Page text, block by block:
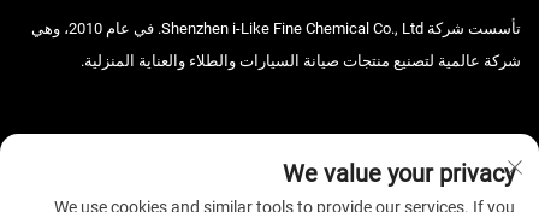
تأسست شركة Shenzhen i-Like Fine Chemical Co., Ltd. في عام 2010، وهي
شركة عالمية لتصنيع منتجات صيانة السيارات والطلاء والعناية المنزلية.
We value your privacy
We use cookies and similar tools to provide our services. If you